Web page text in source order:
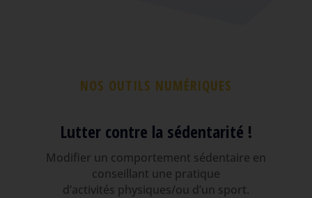
NOS OUTILS NUMÉRIQUES
Lutter contre la sédentarité !
Modifier un comportement sédentaire en
conseillant une pratique
d’activités physiques/ou d’un sport.